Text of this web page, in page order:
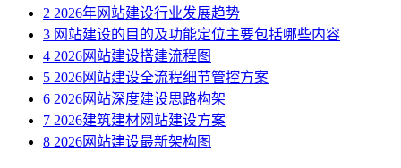
2 2026年网站建设行业发展趋势
3 网站建设的目的及功能定位主要包括哪些内容
4 2026网站建设搭建流程图
5 2026网站建设全流程细节管控方案
6 2026网站深度建设思路构架
7 2026建筑建材网站建设方案
8 2026网站建设最新架构图